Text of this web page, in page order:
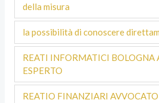
della misura
la possibilità di conoscere
REATI INFORMATICI BOLOGNA
ESPERTO
REATIO FINANZIARI